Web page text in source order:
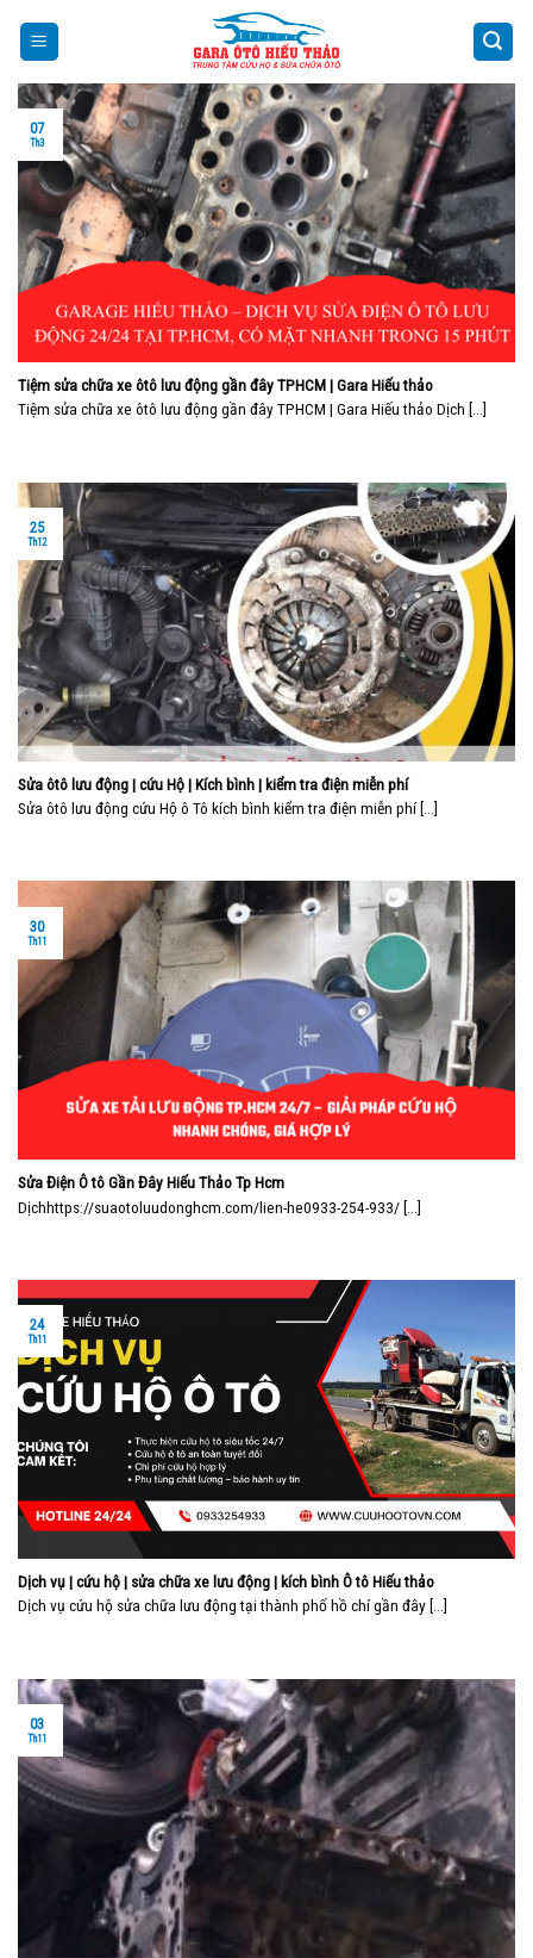
Tiệm sửa chữa xe ôtô lưu động gần đây TPHCM | Gara Hiếu thảo
Tiệm sửa chữa xe ôtô lưu động gần đây TPHCM | Gara Hiếu thảo Dịch [...]
07
Th3
Sửa ôtô lưu động | cứu Hộ | Kích bình | kiểm tra điện miễn phí
Sửa ôtô lưu động cứu Hộ ô Tô kích bình kiểm tra điện miễn phí [...]
25
Th12
Sửa Điện Ô tô Gần Đây Hiếu Thảo Tp Hcm
Dịchhttps://suaotoluudonghcm.com/lien-he0933-254-933/ [...]
30
Th11
Dịch vụ | cứu hộ | sửa chữa xe lưu động | kích bình Ô tô Hiếu thảo
Dịch vụ cứu hộ sửa chữa lưu động tại thành phố hồ chí gần đây [...]
24
Th11
03
Th11